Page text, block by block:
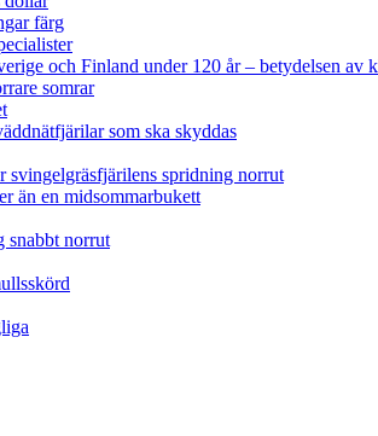
färg
och Finland under 120 år– betydelsen av
somrar
som ska skyddas
svingelgräsfjärilens spridning norrut
än en midsommarbukett
snabbt norrut